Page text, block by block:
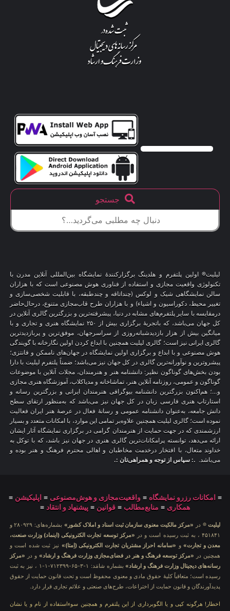
جستجو
لیلیت® اولین پلتفرم و هلدینگ برگزارکنندهٔ نمایشگاه بین‌المللی آنلاین مدرن با
تکنولوژی واقعیت مجازی و استفاده از فناوری هوش مصنوعی است که با هزاران
سالن نمایشگاهی شیک و لوکس (چنداتاقه و چندطبقه، با قابلیت شخصی‌سازی و
تغییر محیط، دکوراسیون و اشیاء) و با هزاران طرح قاب‌مجازی متنوع، درحال‌حاضر
درمقایسه با سایر پلتفرم‌های مشابه در دنیا، پیشرفته‌ترین و بزرگترین گالری آنلاین در
کل جهان می‌باشد، که باتجربهٔ برگزاری بیش از ۲۵۰ نمایشگاه هنری و تجاری و با
میانگین بیش از هزار بازدیدشبانه‌روزی از سراسرجهان، موفق‌ترین و پربازدیدترین
گالری ایرانی نیز است؛ گالری لیلیت همچنین با ابداع کردن اولین نگارخانه با گویندگی
هوش مصنوعی و با ابداع و برگزاری اولین نمایشگاه در جهان‌های ناممکن و فانتزی؛
پیشروترین و نوآورانه‌ترین گالری در کل جهان نیز می‌باشد؛ ضمناً پلتفرم لیلیت با دارا
بودن بخش‌های گوناگون نظیر: دانشنامه هنر و هنرمندان، مجلات آنلاین با موضوعات
گوناگون و عمومی، روزنامه آنلاین هنر، تماشاخانه و مدیاکلاب، آموزشگاه هنری مجازی
و…؛ هم‌اکنون بزرگترین دانشنامه بیوگرافی هنرمندان ایرانی و بزرگترین رسانه و
استارتاپ هنری فارسی زبان در کل جهان نیز می‌باشد که به‌منظور ارتقای سطح
دانش جامعه، به‌عنوان دانشنامه عمومی و رسانهٔ فعال در عرصهٔ هنر ایران فعالیت
نموده است؛ گالری لیلیت همچنین علاوه‌بر تمامی این موارد، با امکانات متعدد و بسیار
ارزشمندی که در جهت حمایت از هنرمندان گرامی در برگزاری نمایشگاه آثار ایشان
ارائه می‌دهد، توانسته پرامکانات‌ترین گالری هنری در جهان نیز باشد، که با توکل به
خداوند متعال، با افتخار درخدمت مخاطبان و اهالی محترم فرهنگ و هنر بوده و
می‌باشد. .: سپاس از توجه و همراهی‌تان :.
≡ امکانات رزرو نمایشگاه ≡واقعیت‌مجازی و هوش‌مصنوعی ≡ اپلیکیشن ≡
همکاری ≡ منابع‌مطالب ≡ قوانین ≡ پیشنهاد و انتقاد ≡
لیلیت® در «مرکز مالکیت معنوی سازمان ثبت اسناد و املاک کشور»
بشماره‌های: ۲۸۰۹۲۹ و
۴۵۱۸۴۱ ، به ثبت رسیده است و در
«مرکز توسعه تجارت الکترونیکی (اینماد) وزارت صنعت،
معدن و تجارت»و «سامانه احراز مشتریان تجارت الکترونیکی (اِمتا)» نیز ثبت شده است و
همچنین در «مرکز توسعه فرهنگ و هنر در فضای‌مجازی وزارت فرهنگ و ارشاد» و در «مرکز
رسانه‌های دیجیتال وزارت فرهنگ و ارشاد»
بشماره شامَد: ۱-۳-۶۵-۷۱۲۳۹۹-۱-۱ ، نیز به ثبت
رسیده است؛ متعاقباً کلیهٔ حقوق مادی و معنوی محفوظ است و تحت قانون حمایت از حقوق
پدیدآورندگان و قانون حمایت از اختراعات، طرح‌های صنعتی و علائم تجاری قرار دارد.
اخطار! هرگونه کپی و یا الگوبرداری از این پلتفرم و همچنین سوءاستفاده از نام و یا نشان